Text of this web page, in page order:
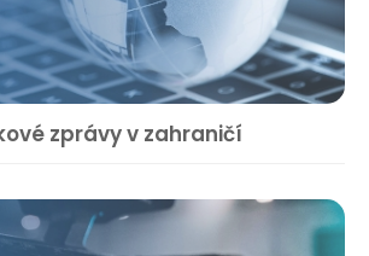
zprávy v zahraničí